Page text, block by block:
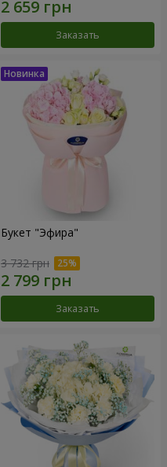
Заказать
Букет "Эфира"
3 732 грн
Заказать